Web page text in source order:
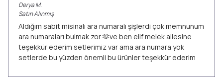
DeryaM.
Satın Alınmış
Aldığım sabit misinalı ara numaralı şişlerdi çok memnunum
ara numaraları bulmak zor 🫶ve ben elif melek ailesine
teşekkür ederim setlerimiz var ama ara numara yok
setlerde bu yüzden önemli bu ürünler teşekkür ederim